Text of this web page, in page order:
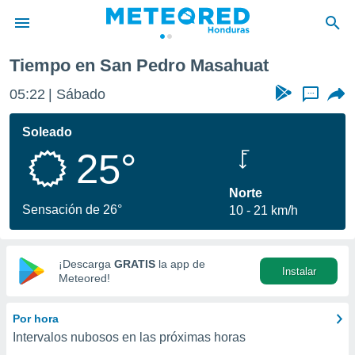
de
ha sido
calidad.
a este
las
y
digital
basada
Tiempo en San Pedro Masahuat
05:22 Sábado ...
Soleado
25°
Sensación de 26°
Norte
10
21 km/h
¡Descarga GRATIS la app de
Meteored!
Instalar
Por hora
Intervalos nubosos en las próximas horas